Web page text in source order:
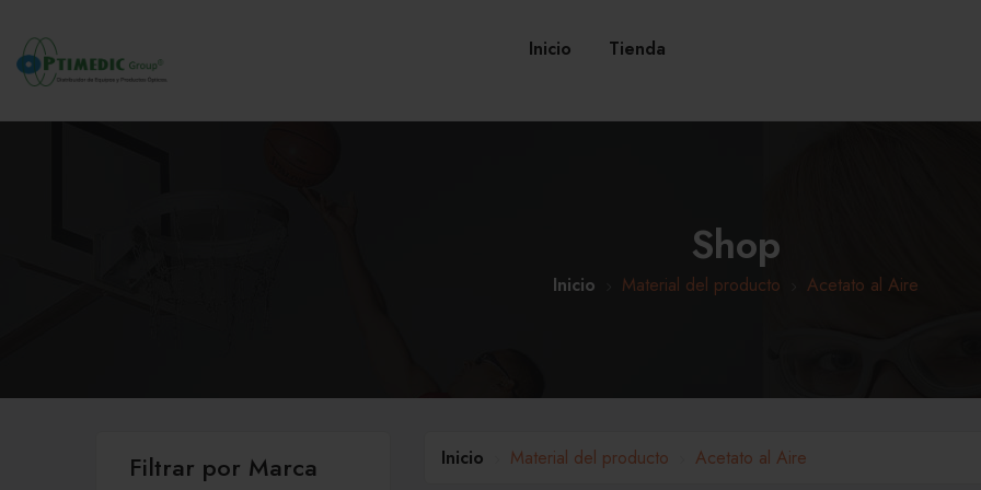
Inicio Tienda
Shop
Inicio Material del producto Acetato al Aire
Filtrar por Marca Inicio Material del producto Acetato al Aire